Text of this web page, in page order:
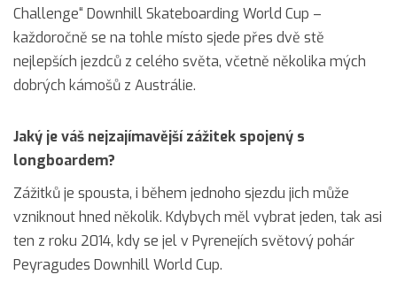
Challenge“ Downhill Skateboarding World Cup –
každoročně se na tohle místo sjede přes dvě stě
nejlepších jezdců z celého světa, včetně několika mých
dobrých kámošů z Austrálie.
Jaký je váš nejzajímavější zážitek spojený s
longboardem?
Zážitků je spousta, i během jednoho sjezdu jich může
vzniknout hned několik. Kdybych měl vybrat jeden, tak asi
ten z roku 2014, kdy se jel v Pyrenejích světový pohár
Peyragudes Downhill World Cup.